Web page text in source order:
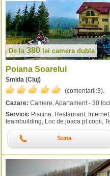
De la380lei camera dubla
Poiana Soarelui
Smida (Cluj)
(comentarii:3).
Cazare: Camere, Apartament - 30
Servicii: Piscina, Restaurant,
teambuilding, Loc de joaca pt copii,
Suna